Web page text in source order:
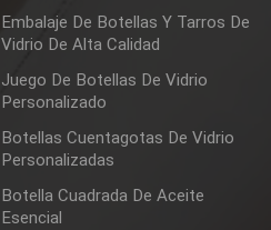
Embalaje De Botellas Y Tarros De
Vidrio De Alta Calidad
Juego De Botellas De Vidrio
Personalizado
Botellas Cuentagotas De Vidrio
Personalizadas
Botella Cuadrada De Aceite
Esencial